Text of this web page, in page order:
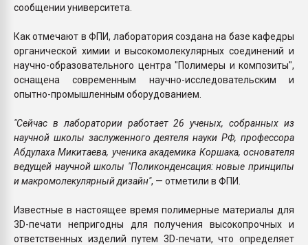
сообщении университета.
Как отмечают в ФПИ, лаборатория создана на базе кафедры
органической химии и высокомолекулярных соединений и
научно-образовательного центра "Полимеры и композиты",
оснащена современным научно-исследовательским и
опытно-промышленным оборудованием.
"Сейчас в лаборатории работает 26 ученых, собранных из
научной школы заслуженного деятеля науки РФ, профессора
Абдулаха Микитаева, ученика академика Коршака, основателя
ведущей научной школы "Поликонденсация: новые принципы
и макромолекулярный дизайн", — отметили в ФПИ.
Известные в настоящее время полимерные материалы для
3D-печати непригодны для получения высокопрочных и
ответственных изделий путем 3D-печати, что определяет